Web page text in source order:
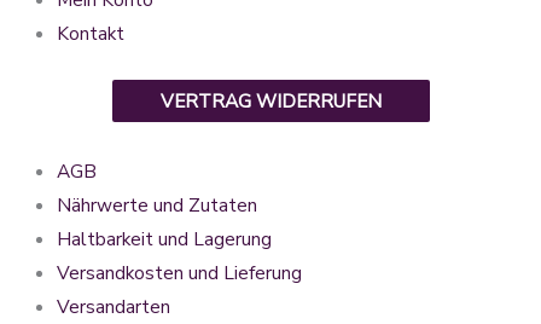
Kontakt
VERTRAG WIDERRUFEN
AGB
Nährwerte und Zutaten
Haltbarkeit und Lagerung
Versandkosten und Lieferung
Versandarten